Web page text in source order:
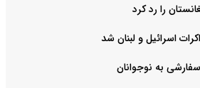
را رد کرد
اسرائیل و لبنان شد
به نوجوانان